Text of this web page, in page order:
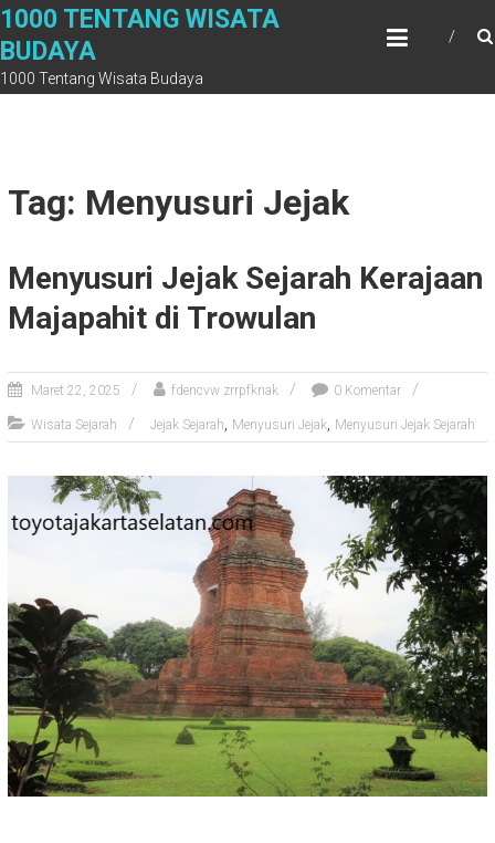
Skip
content
1000 TENTANG WISATA
BUDAYA
1000 Tentang Wisata Budaya
Tag: Menyusuri Jejak
Menyusuri Jejak Sejarah Kerajaan
Majapahit di Trowulan
Maret 22, 2025 fdencvw zrrpfknak 0 Komentar
Wisata Sejarah Jejak Sejarah, Menyusuri Jejak, Menyusuri Jejak Sejarah